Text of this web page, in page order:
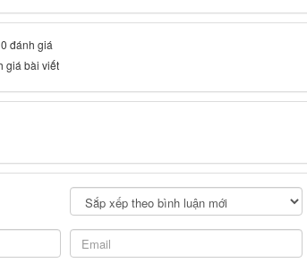
đánh giá
giá bài viết